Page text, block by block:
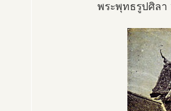
พระพุทธรูปศิลา